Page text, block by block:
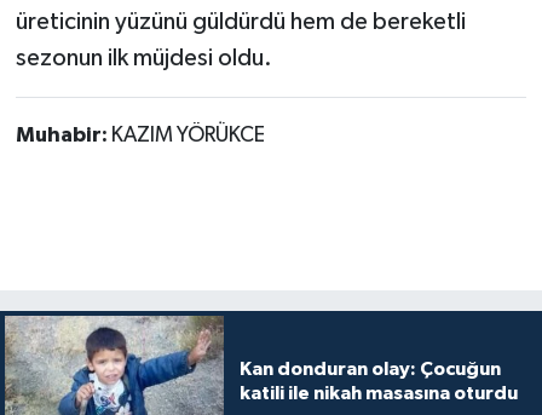
üreticinin yüzünü güldürdü hem de bereketli
sezonun ilk müjdesi oldu.
Muhabir: KAZIM YÖRÜKCE
Kan donduran olay: Çocuğun
katili ile nikah masasına oturdu